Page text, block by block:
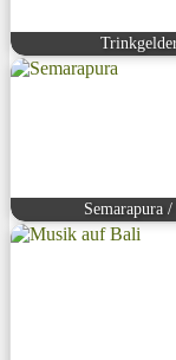
Semarapura